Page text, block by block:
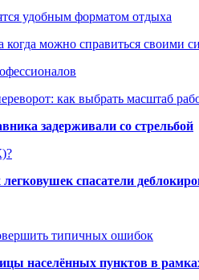
удобным форматом отдыха
когда можно справиться своими
как выбрать масштаб
задерживали со стрельбой
спасатели
типичных ошибок
населённых пунктов в